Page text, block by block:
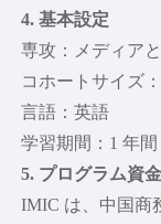
4. 基本設定
専攻：メディア
コホートサイズ
言語：英語
学習期間：1 年間
5. プログラム資金
IMIC は、中国商